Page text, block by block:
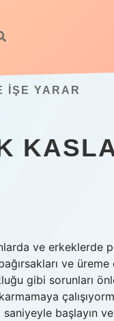
IŞE YARAR
ve erkeklerde
ve üreme
gibi sorunları
başlayın